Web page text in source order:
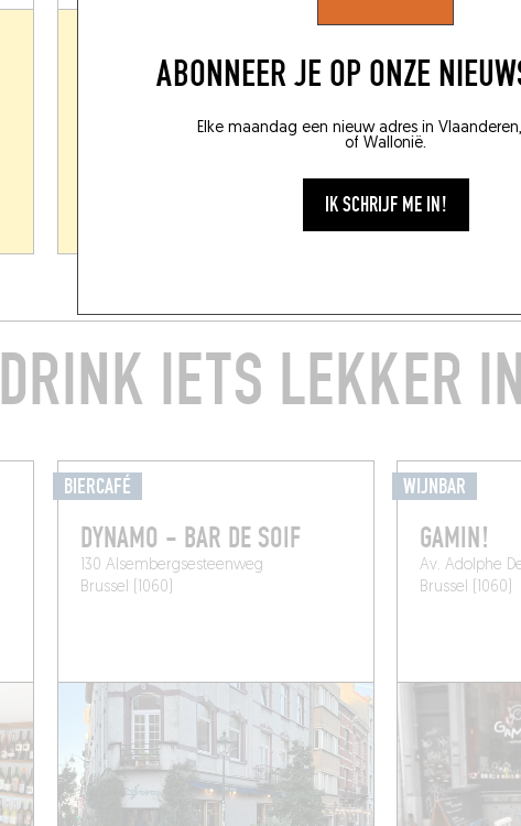
ABONNEER JE OP ONZE
Elke maandag een nieuw adres in Vlaanderen,
of Wallonië.
IK SCHRIJF ME IN!
DRINK IETS LEKKER
BIERCAFÉ
DYNAMO - BAR DE SOIF
130 Alsembergsesteenweg
Brussel (1060)
WIJNBAR
GAMIN!
Av. Adolphe
Brussel (1060)